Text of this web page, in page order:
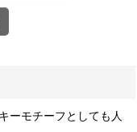
ーモチーフとしても人